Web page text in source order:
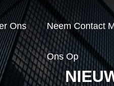
Ons Neem Contact
Ons Op